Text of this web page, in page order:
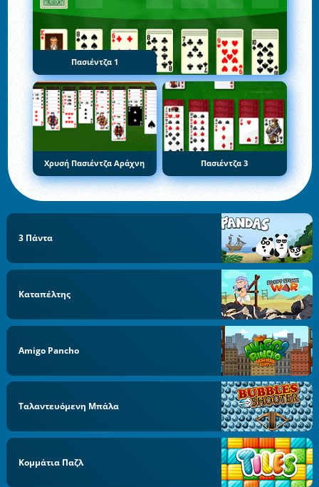
Πασιέντζα 1
Χρυσή Πασιέντζα Αράχνη Πασιέντζα 3
3 Πάντα
Καταπέλτης
Amigo Pancho
Ταλαντευόμενη Μπάλα
Κομμάτια Παζλ